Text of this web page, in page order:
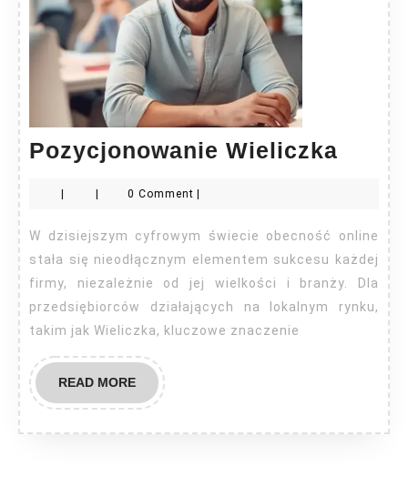
Pozycjonowanie Wieliczka
| | 0 Comment |
W dzisiejszym cyfrowym świecie obecność online
stała się nieodłącznym elementem sukcesu każdej
firmy, niezależnie od jej wielkości i branży. Dla
przedsiębiorców działających na lokalnym rynku,
takim jak Wieliczka, kluczowe znaczenie
READ MOREREAD
MORE